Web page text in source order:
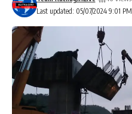
Last updated: 05/07/2024 9:01 PM